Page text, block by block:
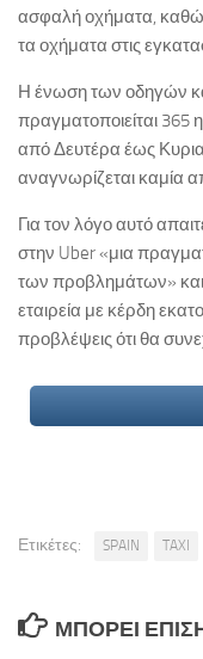
ασφαλή οχήματα,
τα οχήματα στις
Η ένωση των οδηγών
πραγματοποιείται 365
από Δευτέρα έως
αναγνωρίζεται καμία
Για τον λόγο αυτό
στην Uber «μια
των προβλημάτων» και
εταιρεία με κέρδη
προβλέψεις ότι θα
Ετικέτες: SPAIN TAXI
ΜΠΟΡΕΊ